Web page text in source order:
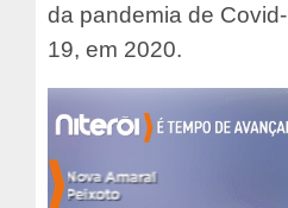
da pandemia de Covid-
19, em 2020.